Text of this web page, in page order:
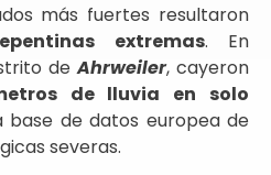
más fuertes resultaron
extremas. En
deAhrweiler, cayeron
de lluvia en solo
base de datos europea de
severas.